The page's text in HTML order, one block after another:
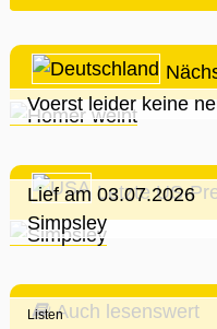
Voerst leider keine
Letzte US-
Lief am 03.07.2026
Simpsley
Auch lesenswert
Listen